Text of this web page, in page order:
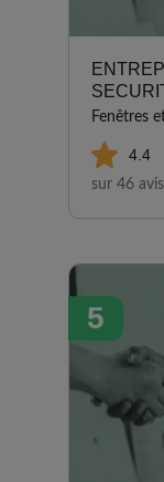
Fenêtres
4.4
sur 46 avis
5